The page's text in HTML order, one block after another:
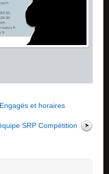
et horaires
SRP Compétition